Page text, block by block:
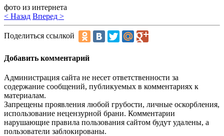
фото из интернета
< Назад Вперед >
Поделиться ссылкой
Добавить комментарий
Администрация сайта не несет ответственности за
содержание сообщений, публикуемых в комментариях к
материалам.
Запрещены проявления любой грубости, личные оскорбления,
использование нецензурной брани. Комментарии
нарушающие правила пользования сайтом будут удалены, а
пользователи заблокированы.